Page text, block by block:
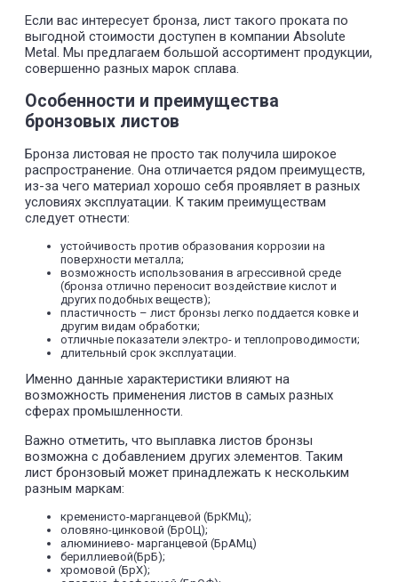
Если вас интересует бронза, лист такого проката по
выгодной стоимости доступен в компании Absolute
Metal. Мы предлагаем большой ассортимент продукции,
совершенно разных марок сплава.
Особенности и преимущества
бронзовых листов
Бронза листовая не просто так получила широкое
распространение. Она отличается рядом преимуществ,
из-за чего материал хорошо себя проявляет в разных
условиях эксплуатации. К таким преимуществам
следует отнести:
устойчивость против образования коррозии на
поверхности металла;
возможность использования в агрессивной среде
(бронза отлично переносит воздействие кислот и
других подобных веществ);
пластичность – лист бронзы легко поддается ковке и
другим видам обработки;
отличные показатели электро- и теплопроводимости;
длительный срок эксплуатации.
Именно данные характеристики влияют на
возможность применения листов в самых разных
сферах промышленности.
Важно отметить, что выплавка листов бронзы
возможна с добавлением других элементов. Таким
лист бронзовый может принадлежать к нескольким
разным маркам:
кременисто-марганцевой (БрКМц);
оловяно-цинковой (БрОЦ);
алюминиево- марганцевой (БрАМц)
бериллиевой(БрБ);
хромовой (БрХ);